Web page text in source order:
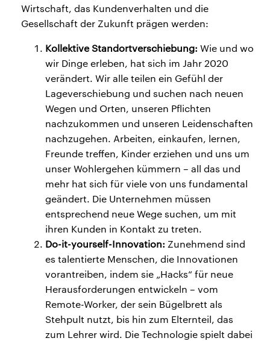
Wirtschaft, das Kundenverhalten und die
Gesellschaft der Zukunft prägen werden:
Kollektive Standortverschiebung: Wie und wo
wir Dinge erleben, hat sich im Jahr 2020
verändert. Wir alle teilen ein Gefühl der
Lageverschiebung und suchen nach neuen
Wegen und Orten, unseren Pflichten
nachzukommen und unseren Leidenschaften
nachzugehen. Arbeiten, einkaufen, lernen,
Freunde treffen, Kinder erziehen und uns um
unser Wohlergehen kümmern – all das und
mehr hat sich für viele von uns fundamental
geändert. Die Unternehmen müssen
entsprechend neue Wege suchen, um mit
ihren Kunden in Kontakt zu treten.
Do-it-yourself-Innovation: Zunehmend sind
es talentierte Menschen, die Innovationen
vorantreiben, indem sie „Hacks“ für neue
Herausforderungen entwickeln – vom
Remote-Worker, der sein Bügelbrett als
Stehpult nutzt, bis hin zum Elternteil, das
zum Lehrer wird. Die Technologie spielt dabei